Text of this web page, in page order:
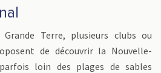
Terre, plusieurs clubs ou
de découvrir la Nouvelle-
loin des plages de sables